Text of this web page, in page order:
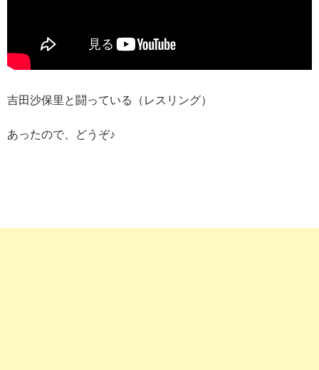
吉田沙保里と闘っている（レスリング）
あったので、どうぞ♪